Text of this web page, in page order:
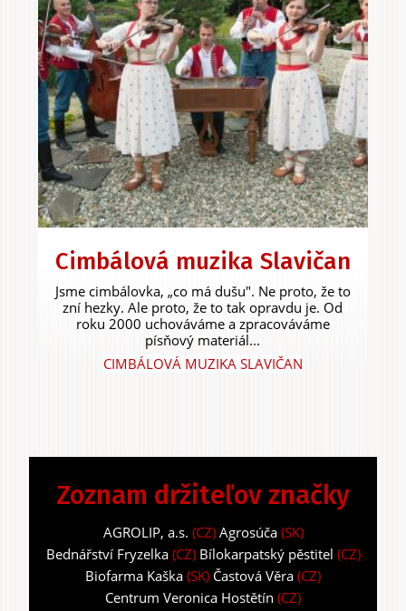
Cimbálová muzika Slavičan
Jsme cimbálovka, „co má dušu". Ne proto, že to
zní hezky. Ale proto, že to tak opravdu je. Od
roku 2000 uchováváme a zpracováváme
písňový materiál...
CIMBÁLOVÁ MUZIKA SLAVIČAN
Zoznam držiteľov značky
AGROLIP, a.s. (CZ) Agrosúča(SK)
Bednářství Fryzelka(CZ) Bílokarpatský pěstitel (CZ)
Biofarma Kaška (SK) Častová Věra (CZ)
Centrum Veronica Hostětín (CZ)